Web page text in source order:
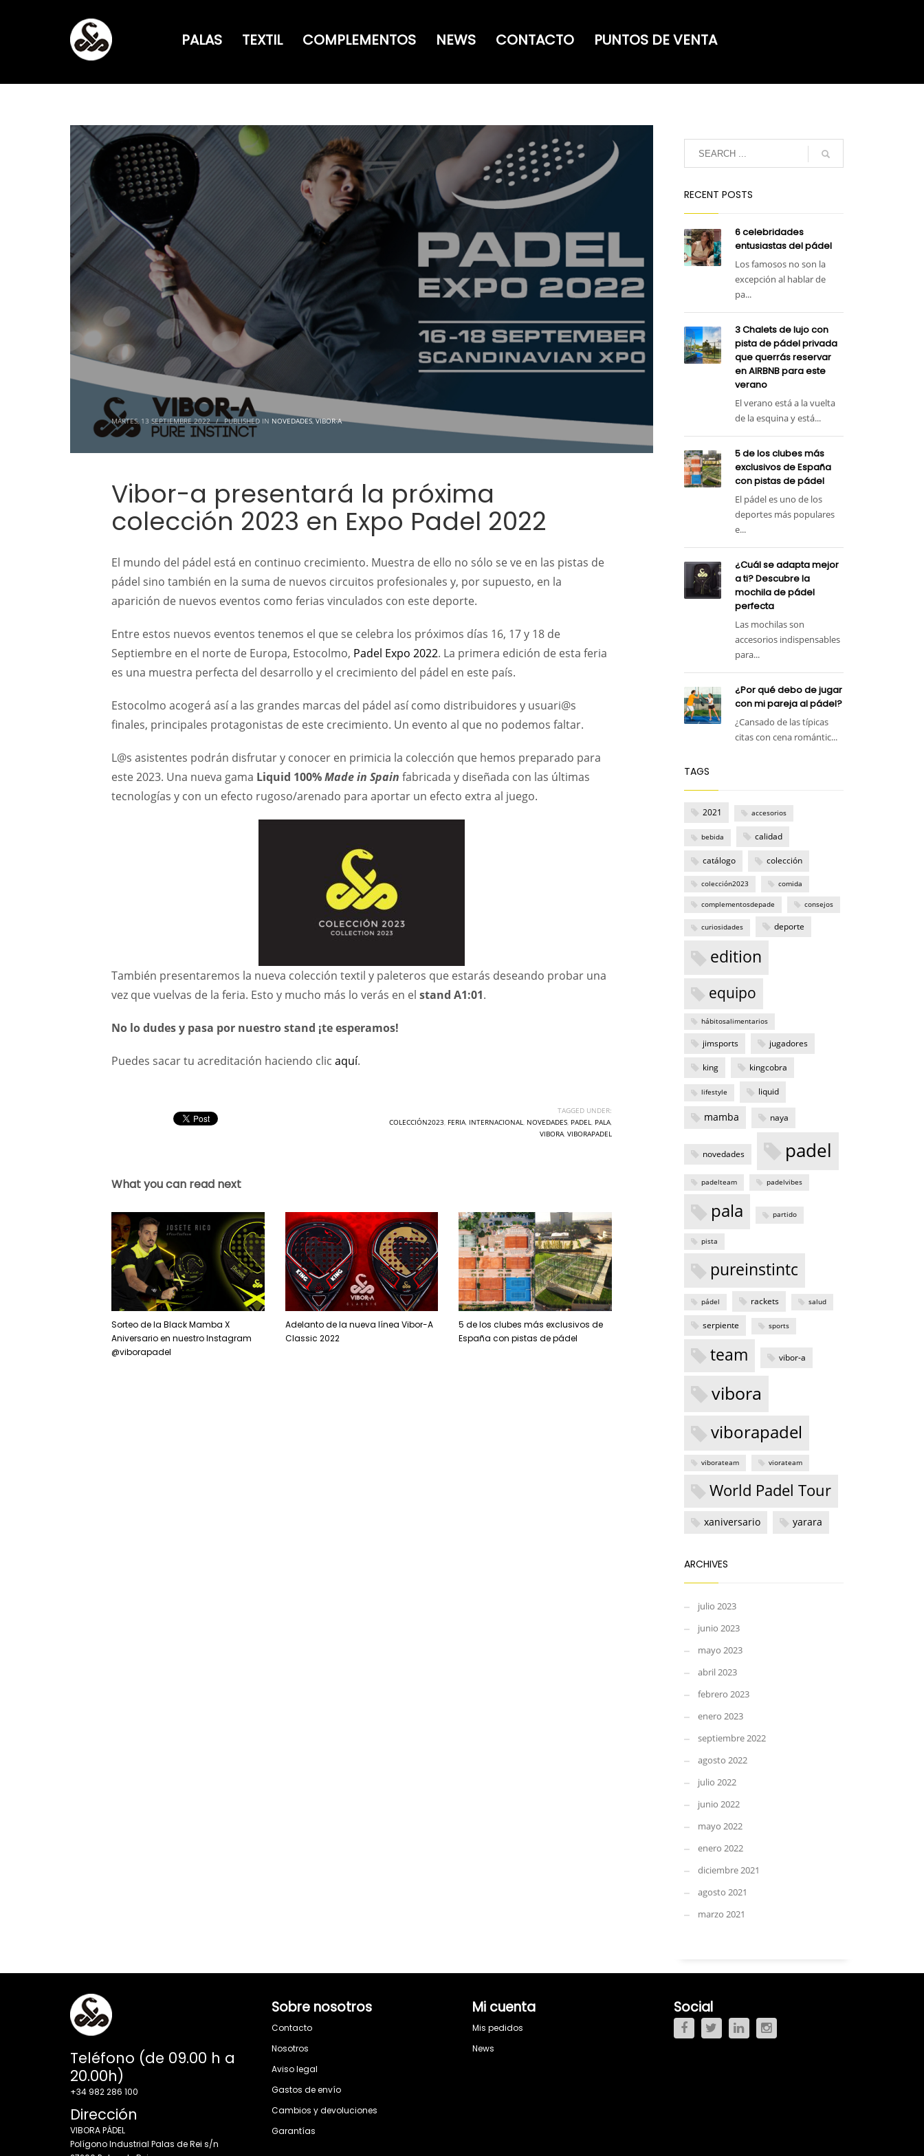
PALAS TEXTIL COMPLEMENTOS NEWS CONTACTO PUNTOS DE VENTA
MARTES, 13 SEPTIEMBRE 2022 / PUBLISHED IN NOVEDADES,VIBOR-A
Vibor-a presentará la próxima
colección 2023 en Expo Padel 2022
El mundo del pádel está en continuo crecimiento. Muestra de ello no sólo se ve en las pistas de
pádel sino también en la suma de nuevos circuitos profesionales y, por supuesto, en la
aparición de nuevos eventos como ferias vinculados con este deporte.
Entre estos nuevos eventos tenemos el que se celebra los próximos días 16, 17 y 18 de
Septiembre en el norte de Europa, Estocolmo, Padel Expo 2022. La primera edición de esta feria
es una muestra perfecta del desarrollo y el crecimiento del pádel en este país.
Estocolmo acogerá así a las grandes marcas del pádel así como distribuidores y usuari@s
finales, principales protagonistas de este crecimiento. Un evento al que no podemos faltar.
L@s asistentes podrán disfrutar y conocer en primicia la colección que hemos preparado para
este 2023. Una nueva gama Liquid 100%Made in Spain fabricada y diseñada con las últimas
tecnologías y con un efecto rugoso/arenado para aportar un efecto extra al juego.
También presentaremos la nueva colección textil y paleteros que estarás deseando probar una
vez que vuelvas de la feria. Esto y mucho más lo verás en el stand A1:01.
No lo dudes y pasa por nuestro stand ¡te esperamos!
Puedes sacar tu acreditación haciendo clic aquí.
TAGGED UNDER:
COLECCIÓN2023 FERIA, INTERNACIONAL NOVEDADES, PADEL PALA,
VIBORA, VIBORAPADEL
What you can read next
Sorteo de la Black Mamba X
Aniversario en nuestro Instagram
@viborapadel
Adelanto de la nueva línea Vibor-A
Classic 2022
5 de los clubes más exclusivos de
España con pistas de pádel
RECENT POSTS
6 celebridades
entusiastas del pádel
Los famosos no son la
excepción al hablar de
pa...
3 Chalets de lujo con
pista de pádel privada
que querrás reservar
en AIRBNB para este
verano
El verano está a la vuelta
de la esquina y está...
5 de los clubes más
exclusivos de España
con pistas de pádel
El pádel es uno de los
deportes más populares
e...
¿Cuál se adapta mejor
a ti? Descubre la
mochila de pádel
perfecta
Las mochilas son
accesorios indispensables
para...
¿Por qué debo de jugar
con mi pareja al pádel?
¿Cansado de las típicas
citas con cena romántic...
TAGS
2021 accesorios
bebida calidad
catálogo colección
colección2023 comida
complementosdepade consejos
curiosidades deporte
edition
equipo
hábitosalimentarios
jimsports jugadores
king kingcobra
lifestyle liquid
mamba naya
novedades padel
padelteam padelvibes
pala partido
pista
pureinstintc
pádel rackets salud
serpiente sports
team vibor-a
vibora
viborapadel
viborateam viorateam
World Padel Tour
xaniversario yarara
ARCHIVES
julio 2023
junio 2023
mayo 2023
abril 2023
febrero 2023
enero 2023
septiembre 2022
agosto 2022
julio 2022
junio 2022
mayo 2022
enero 2022
diciembre 2021
agosto 2021
marzo 2021
Teléfono (de 09.00 h a
20.00h)
+34 982 286 100
Dirección
VIBORA PÁDEL
Polígono Industrial Palas de Rei s/n
Sobre nosotros
Contacto
Nosotros
Aviso legal
Gastos de envío
Cambios y devoluciones
Garantías
Mi cuenta
Mis pedidos
News
Social